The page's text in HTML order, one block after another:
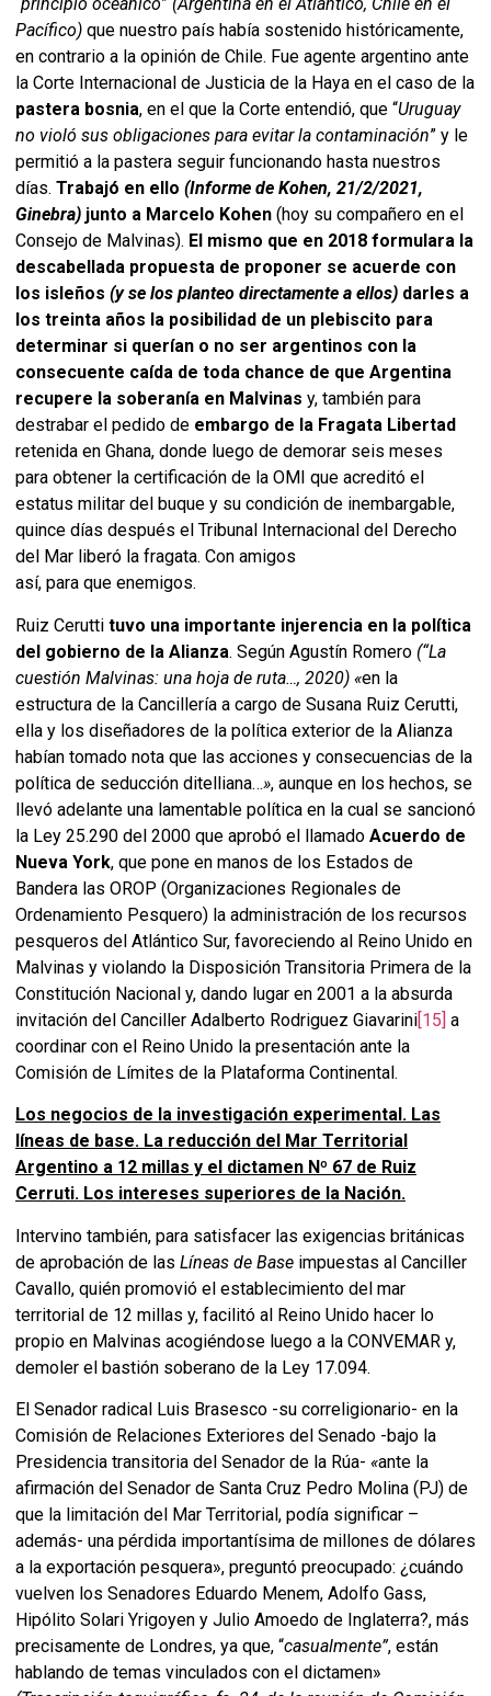
“principio oceánico” (Argentina en el Atlántico, Chile en el
Pacífico) que nuestro país había sostenido históricamente,
en contrario a la opinión de Chile. Fue agente argentino ante
la Corte Internacional de Justicia de la Haya en el caso de la
pastera bosnia, en el que la Corte entendió, que “Uruguay
no violó sus obligaciones para evitar la contaminación” y le
permitió a la pastera seguir funcionando hasta nuestros
días. Trabajó en ello (Informe de Kohen, 21/2/2021,
Ginebra) junto a Marcelo Kohen (hoy su compañero en el
Consejo de Malvinas). El mismo que en 2018 formulara la
descabellada propuesta de proponer se acuerde con
los isleños (y se los planteo directamente a ellos) darles a
los treinta años la posibilidad de un plebiscito para
determinar si querían o no ser argentinos con la
consecuente caída de toda chance de que Argentina
recupere la soberanía en Malvinas y, también para
destrabar el pedido de embargo de la Fragata Libertad
retenida en Ghana, donde luego de demorar seis meses
para obtener la certificación de la OMI que acreditó el
estatus militar del buque y su condición de inembargable,
quince días después el Tribunal Internacional del Derecho
del Mar liberó la fragata. Con amigos
así, para que enemigos.
Ruiz Cerutti tuvo una importante injerencia en la política
del gobierno de la Alianza. Según Agustín Romero (“La
cuestión Malvinas: una hoja de ruta…, 2020) «en la
estructura de la Cancillería a cargo de Susana Ruiz Cerutti,
ella y los diseñadores de la política exterior de la Alianza
habían tomado nota que las acciones y consecuencias de la
política de seducción ditelliana…», aunque en los hechos, se
llevó adelante una lamentable política en la cual se sancionó
la Ley 25.290 del 2000 que aprobó el llamado Acuerdo de
Nueva York, que pone en manos de los Estados de
Bandera las OROP (Organizaciones Regionales de
Ordenamiento Pesquero) la administración de los recursos
pesqueros del Atlántico Sur, favoreciendo al Reino Unido en
Malvinas y violando la Disposición Transitoria Primera de la
Constitución Nacional y, dando lugar en 2001 a la absurda
invitación del Canciller Adalberto Rodriguez Giavarini[15] a
coordinar con el Reino Unido la presentación ante la
Comisión de Límites de la Plataforma Continental.
Los negocios de la investigación experimental. Las
líneas de base. La reducción del Mar Territorial
Argentino a 12 millas y el dictamen Nº 67 de Ruiz
Cerruti. Los intereses superiores de la Nación.
Intervino también, para satisfacer las exigencias británicas
de aprobación de las Líneas de Base impuestas al Canciller
Cavallo, quién promovió el establecimiento del mar
territorial de 12 millas y, facilitó al Reino Unido hacer lo
propio en Malvinas acogiéndose luego a la CONVEMAR y,
demoler el bastión soberano de la Ley 17.094.
El Senador radical Luis Brasesco -su correligionario- en la
Comisión de Relaciones Exteriores del Senado -bajo la
Presidencia transitoria del Senador de la Rúa- «ante la
afirmación del Senador de Santa Cruz Pedro Molina (PJ) de
que la limitación del Mar Territorial, podía significar –
además- una pérdida importantísima de millones de dólares
a la exportación pesquera», preguntó preocupado: ¿cuándo
vuelven los Senadores Eduardo Menem, Adolfo Gass,
Hipólito Solari Yrigoyen y Julio Amoedo de Inglaterra?, más
precisamente de Londres, ya que, “casualmente”, están
hablando de temas vinculados con el dictamen»